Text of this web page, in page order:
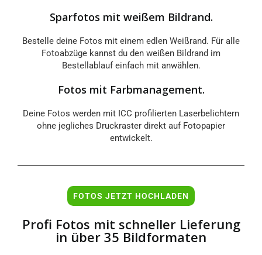
Sparfotos mit weißem Bildrand.
Bestelle deine Fotos mit einem edlen Weißrand. Für alle
Fotoabzüge kannst du den weißen Bildrand im
Bestellablauf einfach mit anwählen.
Fotos mit Farbmanagement.
Deine Fotos werden mit ICC profilierten Laserbelichtern
ohne jegliches Druckraster direkt auf Fotopapier
entwickelt.
FOTOS JETZT HOCHLADEN
Profi Fotos mit schneller Lieferung
in über 35 Bildformaten